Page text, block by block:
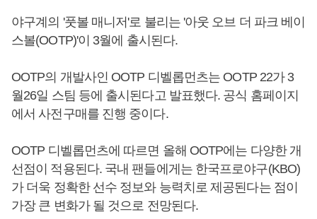
야구계의 '풋볼 매니저'로 불리는 '아웃 오브 더 파크 베이
스볼(OOTP)'이 3월에 출시된다.
OOTP의 개발사인 OOTP 디벨롭먼츠는 OOTP 22가 3
월26일 스팀 등에 출시된다고 발표했다. 공식 홈페이지
에서 사전구매를 진행 중이다.
OOTP 디벨롭먼츠에 따르면 올해 OOTP에는 다양한 개
선점이 적용된다. 국내 팬들에게는 한국프로야구(KBO)
가 더욱 정확한 선수 정보와 능력치로 제공된다는 점이
가장 큰 변화가 될 것으로 전망된다.